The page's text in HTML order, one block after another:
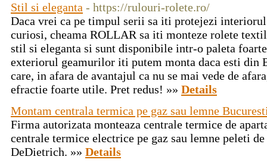
Stil si eleganta - https://rulouri-rolete.ro/
Daca vrei ca pe timpul serii sa iti protejezi
curiosi, cheama ROLLAR sa iti monteze rolete
stil si eleganta si sunt disponibile intr-o paleta
exteriorul geamurilor iti putem monta daca esti
care, in afara de avantajul ca nu se mai vede de
efractie foarte utile. Pret redus! »» Details
Montam centrala termica pe gaz sau lemne
Firma autorizata monteaza centrale termice de
centrale termice electrice pe gaz sau lemne peleti
DeDietrich. »» Details